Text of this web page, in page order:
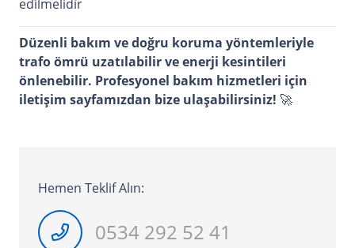
edilmelidir
Düzenli bakım ve doğru koruma yöntemleriyle
trafo ömrü uzatılabilir ve enerji kesintileri
önlenebilir. Profesyonel bakım hizmetleri için
iletişim sayfamızdan bize ulaşabilirsiniz! 🚀
Hemen Teklif Alın:
0534 292 52 41